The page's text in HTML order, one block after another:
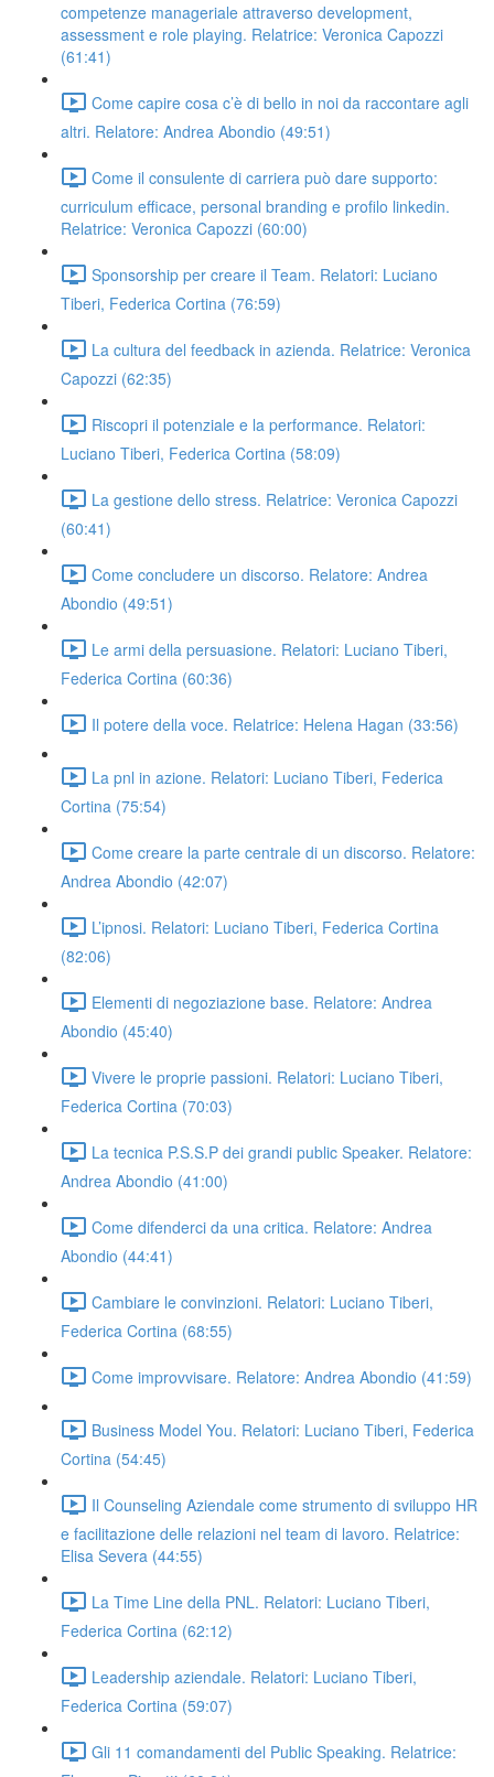
competenze manageriale attraverso development,
assessment e role playing. Relatrice: Veronica Capozzi
(61:41)
Come capire cosa c’è di bello in noi da raccontare agli
altri. Relatore: Andrea Abondio (49:51)
Come il consulente di carriera può dare supporto:
curriculum efficace, personal branding e profilo linkedin.
Relatrice: Veronica Capozzi (60:00)
Sponsorship per creare il Team. Relatori: Luciano
Tiberi, Federica Cortina (76:59)
La cultura del feedback in azienda. Relatrice: Veronica
Capozzi (62:35)
Riscopri il potenziale e la performance. Relatori:
Luciano Tiberi, Federica Cortina (58:09)
La gestione dello stress. Relatrice: Veronica Capozzi
(60:41)
Come concludere un discorso. Relatore: Andrea
Abondio (49:51)
Le armi della persuasione. Relatori: Luciano Tiberi,
Federica Cortina (60:36)
Il potere della voce. Relatrice: Helena Hagan (33:56)
La pnl in azione. Relatori: Luciano Tiberi, Federica
Cortina (75:54)
Come creare la parte centrale di un discorso. Relatore:
Andrea Abondio (42:07)
L’ipnosi. Relatori: Luciano Tiberi, Federica Cortina
(82:06)
Elementi di negoziazione base. Relatore: Andrea
Abondio (45:40)
Vivere le proprie passioni. Relatori: Luciano Tiberi,
Federica Cortina (70:03)
La tecnica P.S.S.P dei grandi public Speaker. Relatore:
Andrea Abondio (41:00)
Come difenderci da una critica. Relatore: Andrea
Abondio (44:41)
Cambiare le convinzioni. Relatori: Luciano Tiberi,
Federica Cortina (68:55)
Come improvvisare. Relatore: Andrea Abondio (41:59)
Business Model You. Relatori: Luciano Tiberi, Federica
Cortina (54:45)
Il Counseling Aziendale come strumento di sviluppo HR
e facilitazione delle relazioni nel team di lavoro. Relatrice:
Elisa Severa (44:55)
La Time Line della PNL. Relatori: Luciano Tiberi,
Federica Cortina (62:12)
Leadership aziendale. Relatori: Luciano Tiberi,
Federica Cortina (59:07)
Gli 11 comandamenti del Public Speaking. Relatrice: